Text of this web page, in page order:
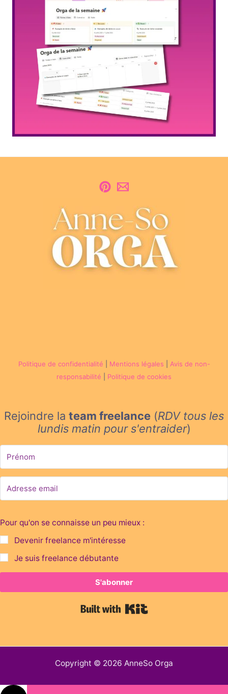
Politique de confidentialité Mentions légales
Avis de non-
responsabilité
Politique de cookies
Rejoindre la team freelance (RDV tous les
lundis matin pour s'entraider)
Pour qu'on se connaisse un peu mieux :
Devenir freelance m'intéresse
Je suis freelance débutante
S'abonner
Copyright © 2026 AnneSo Orga